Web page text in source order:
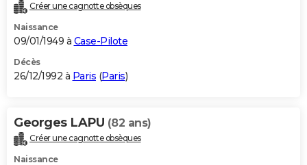
Créer une cagnotte obsèques
Naissance
09/01/1949 à Case-Pilote
Décès
26/12/1992 à Paris (Paris)
Georges LAPU (82 ans)
Créer une cagnotte obsèques
Naissance